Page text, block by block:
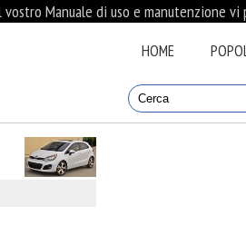
vostro Manuale di uso e manutenzione vi
HOME